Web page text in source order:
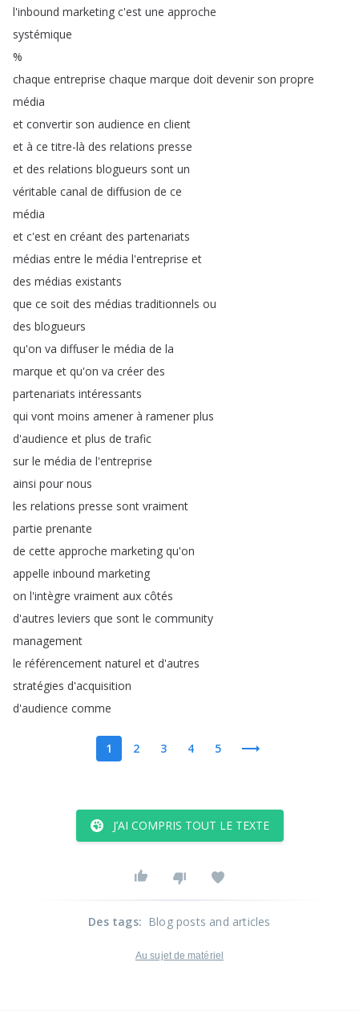
l'inbound marketing c'est une approche
systémique
%
chaque entreprise chaque marque doit devenir son propre
média
et convertir son audience en client
et à ce titre-là des relations presse
et des relations blogueurs sont un
véritable canal de diffusion de ce
média
et c'est en créant des partenariats
médias entre le média l'entreprise et
des médias existants
que ce soit des médias traditionnels ou
des blogueurs
qu'on va diffuser le média de la
marque et qu'on va créer des
partenariats intéressants
qui vont moins amener à ramener plus
d'audience et plus de trafic
sur le média de l'entreprise
ainsi pour nous
les relations presse sont vraiment
partie prenante
de cette approche marketing qu'on
appelle inbound marketing
on l'intègre vraiment aux côtés
d'autres leviers que sont le community
management
le référencement naturel et d'autres
stratégies d'acquisition
d'audience comme
1 2 3 4 5
J’AI COMPRIS TOUT LE TEXTE
Des tags: Blog posts and articles
Au sujet de matériel